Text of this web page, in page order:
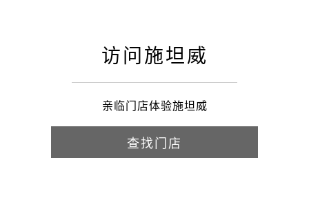
访问施坦威
亲临门店体验施坦威
查找门店